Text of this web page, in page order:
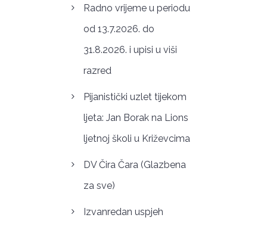
Radno vrijeme u periodu
od 13.7.2026. do
31.8.2026. i upisi u viši
razred
Pijanistički uzlet tijekom
ljeta: Jan Borak na Lions
ljetnoj školi u Križevcima
DV Čira Čara (Glazbena
za sve)
Izvanredan uspjeh